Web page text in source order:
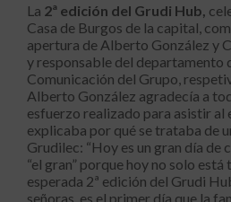
La 2ª edición del Grudi Hub,
Casa de Burgos de la capital,
apertura de Alberto González y
y responsable del departamento
Comunicación del Grupo,
Alberto González agradecía a
esfuerzo realizado para asistir al
explicaba por qué se trataba de
Grudilec: “Hoy es un gran día de
“el gran” porque hoy no solo
esperada 2ª edición del Grudi
señoras, es el primer día que la